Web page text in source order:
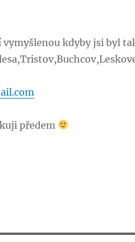
kdyby jsi byl
předem